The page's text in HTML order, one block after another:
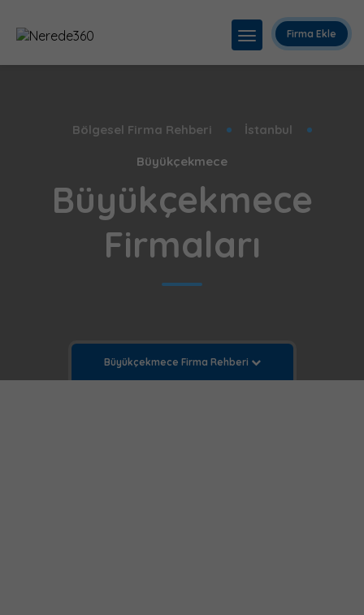
Firma Ekle
Bölgesel Firma Rehberi İstanbul
Büyükçekmece
Büyükçekmece
Firmaları
Büyükçekmece Firma Rehberi